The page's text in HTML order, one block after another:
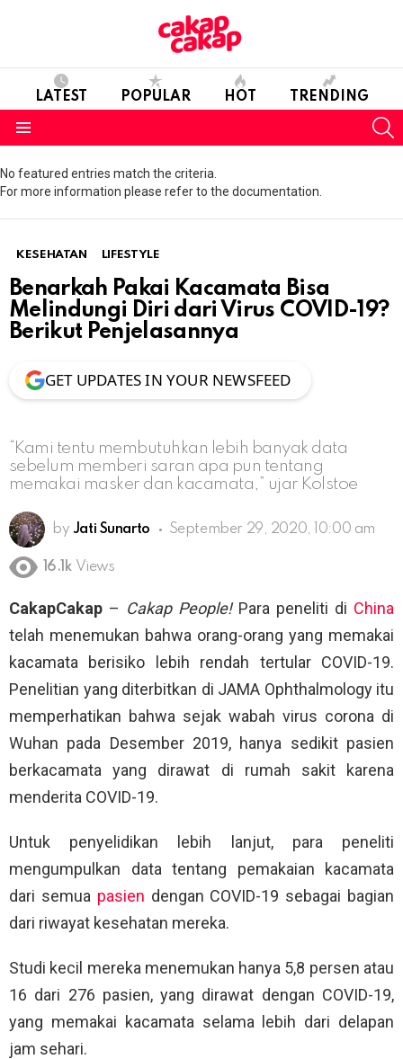
LATEST POPULAR HOT TRENDING
No featured entries match the criteria.
For more information please refer to the documentation.
KESEHATAN LIFESTYLE
Benarkah Pakai Kacamata Bisa
Melindungi Diri dari Virus COVID-19?
Berikut Penjelasannya
GET UPDATES IN YOUR NEWSFEED
“Kami tentu membutuhkan lebih banyak data
sebelum memberi saran apa pun tentang
memakai masker dan kacamata,” ujar Kolstoe
by Jati Sunarto September 29, 2020, 10:00 am
16.1k Views
CakapCakap – Cakap People!Para peneliti di China
telah menemukan bahwa orang-orang yang memakai
kacamata berisiko lebih rendah tertular COVID-19.
Penelitian yang diterbitkan di JAMA Ophthalmology itu
memperhatikan bahwa sejak wabah virus corona di
Wuhan pada Desember 2019, hanya sedikit pasien
berkacamata yang dirawat di rumah sakit karena
menderita COVID-19.
Untuk penyelidikan lebih lanjut, para peneliti
mengumpulkan data tentang pemakaian kacamata
dari semua pasien dengan COVID-19 sebagai bagian
dari riwayat kesehatan mereka.
Studi kecil mereka menemukan hanya 5,8 persen atau
16 dari 276 pasien, yang dirawat dengan COVID-19,
yang memakai kacamata selama lebih dari delapan
jam sehari.